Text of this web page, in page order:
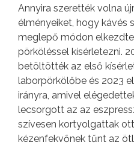
Annyira szerették volna
élményeiket, hogy kávés
meglepő módon
pörköléssel kísérletezni.
betöltötték az első
laborpörkölőbe és 2023
irányra, amivel
lecsorgott az az
szívesen kortyolgattak
kézenfekvőnek tűnt az